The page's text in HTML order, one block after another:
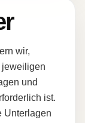
wir,
jeweiligen
und
ist.
Unterlagen